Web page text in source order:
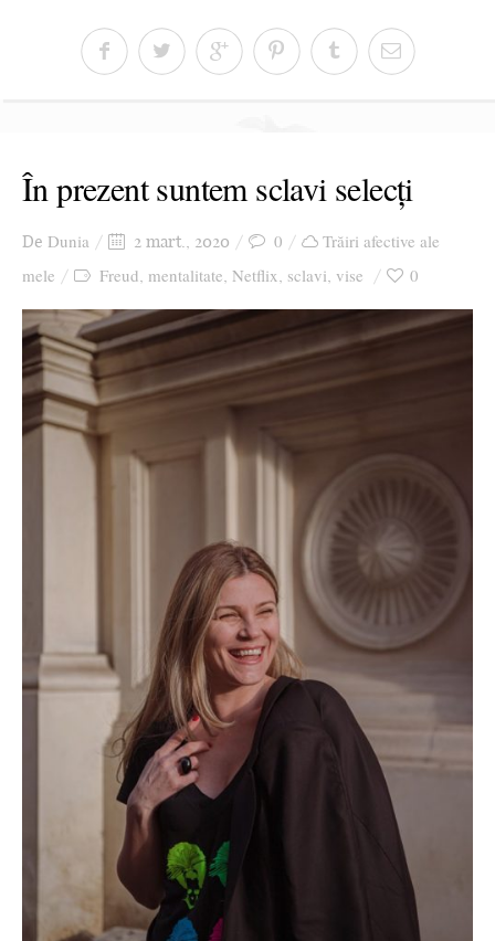
În prezent suntem sclavi selecți
De Dunia 2 mart., 2020 0
Trăiri afective ale
mele
Freud mentalitate Netflix sclavi vise 0